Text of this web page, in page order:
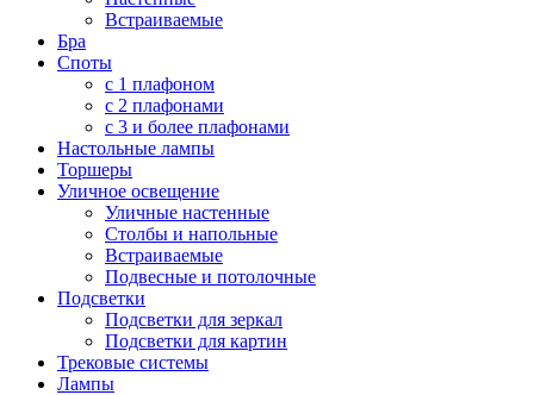
Встраиваемые
Бра
Споты
с 1 плафоном
с 2 плафонами
с 3 и более плафонами
Настольные лампы
Торшеры
Уличное освещение
Уличные настенные
Столбы и напольные
Встраиваемые
Подвесные и потолочные
Подсветки
Подсветки для зеркал
Подсветки для картин
Трековые системы
Лампы